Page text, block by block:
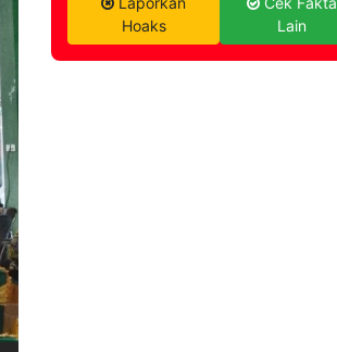
Hoaks
Lain